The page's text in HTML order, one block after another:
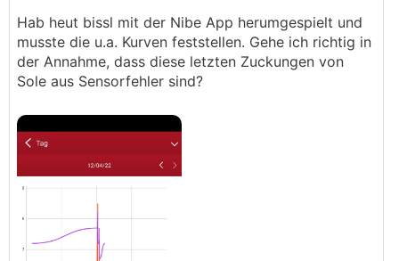
Hab heut bissl mit der Nibe App herumgespielt und
musste die u.a. Kurven feststellen. Gehe ich richtig in
der Annahme, dass diese letzten Zuckungen von
Sole aus Sensorfehler sind?